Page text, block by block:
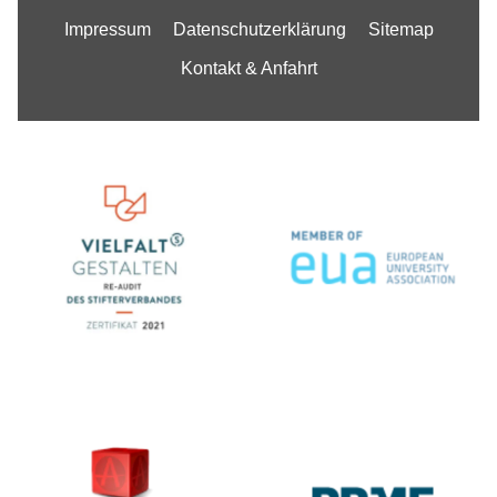
Impressum Datenschutzerklärung Sitemap
Kontakt & Anfahrt